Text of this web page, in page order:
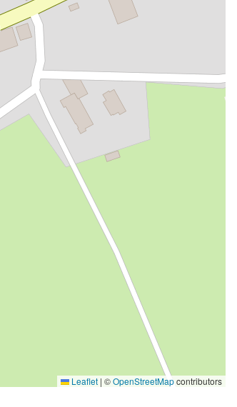
Leaflet | ©OpenStreetMapcontributors